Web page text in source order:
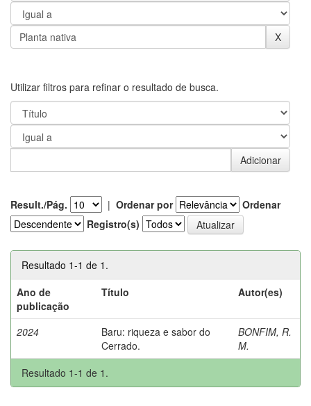
Utilizar filtros para refinar o resultado de busca.
Result./Pág. | Ordenar por
Ordenar
Registro(s)
Resultado 1-1 de 1.
Ano de
publicação
Título Autor(es)
2024
Baru: riqueza e sabor do
Cerrado.
BONFIM, R.
M.
Resultado 1-1 de 1.